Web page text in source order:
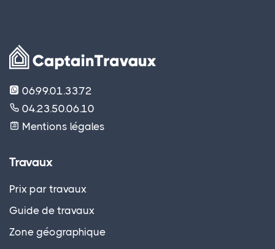
06.99.01.33.72
04.23.50.06.10
Mentions légales
Travaux
Prix par travaux
Guide de travaux
Zone géographique